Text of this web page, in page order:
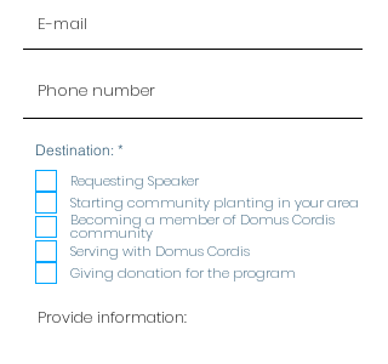
Destination: *
q
r
e
d
Requesting Speaker
Starting community planting in your area
Becoming a member of Domus Cordis
community
Serving with Domus Cordis
Giving donation for the program